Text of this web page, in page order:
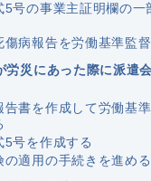
5号の事業主証明欄の一
傷病報告を労働基準監
労災にあった際に派遣
告書を作成して労働基
5号を作成する
の適用の手続きを進める